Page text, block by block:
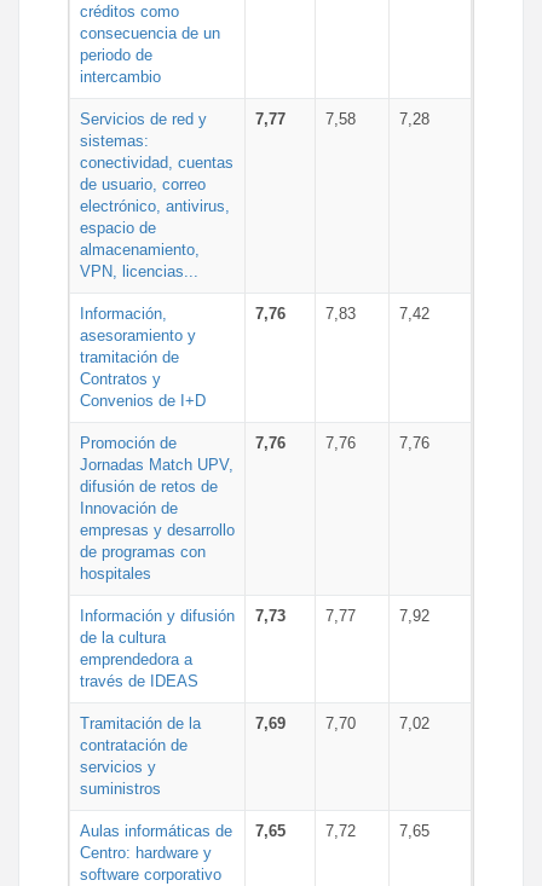
créditos como
consecuencia de un
periodo de
intercambio
Servicios de red y
sistemas:
conectividad, cuentas
de usuario, correo
electrónico, antivirus,
espacio de
almacenamiento,
VPN, licencias...
7,77 7,58 7,28
Información,
asesoramiento y
tramitación de
Contratos y
Convenios de I+D
7,76 7,83 7,42
Promoción de
Jornadas Match UPV,
difusión de retos de
Innovación de
empresas y desarrollo
de programas con
hospitales
7,76 7,76 7,76
Información y difusión
de la cultura
emprendedora a
través de IDEAS
7,73 7,77 7,92
Tramitación de la
contratación de
servicios y
suministros
7,69 7,70 7,02
Aulas informáticas de
Centro: hardware y
software corporativo
7,65 7,72 7,65